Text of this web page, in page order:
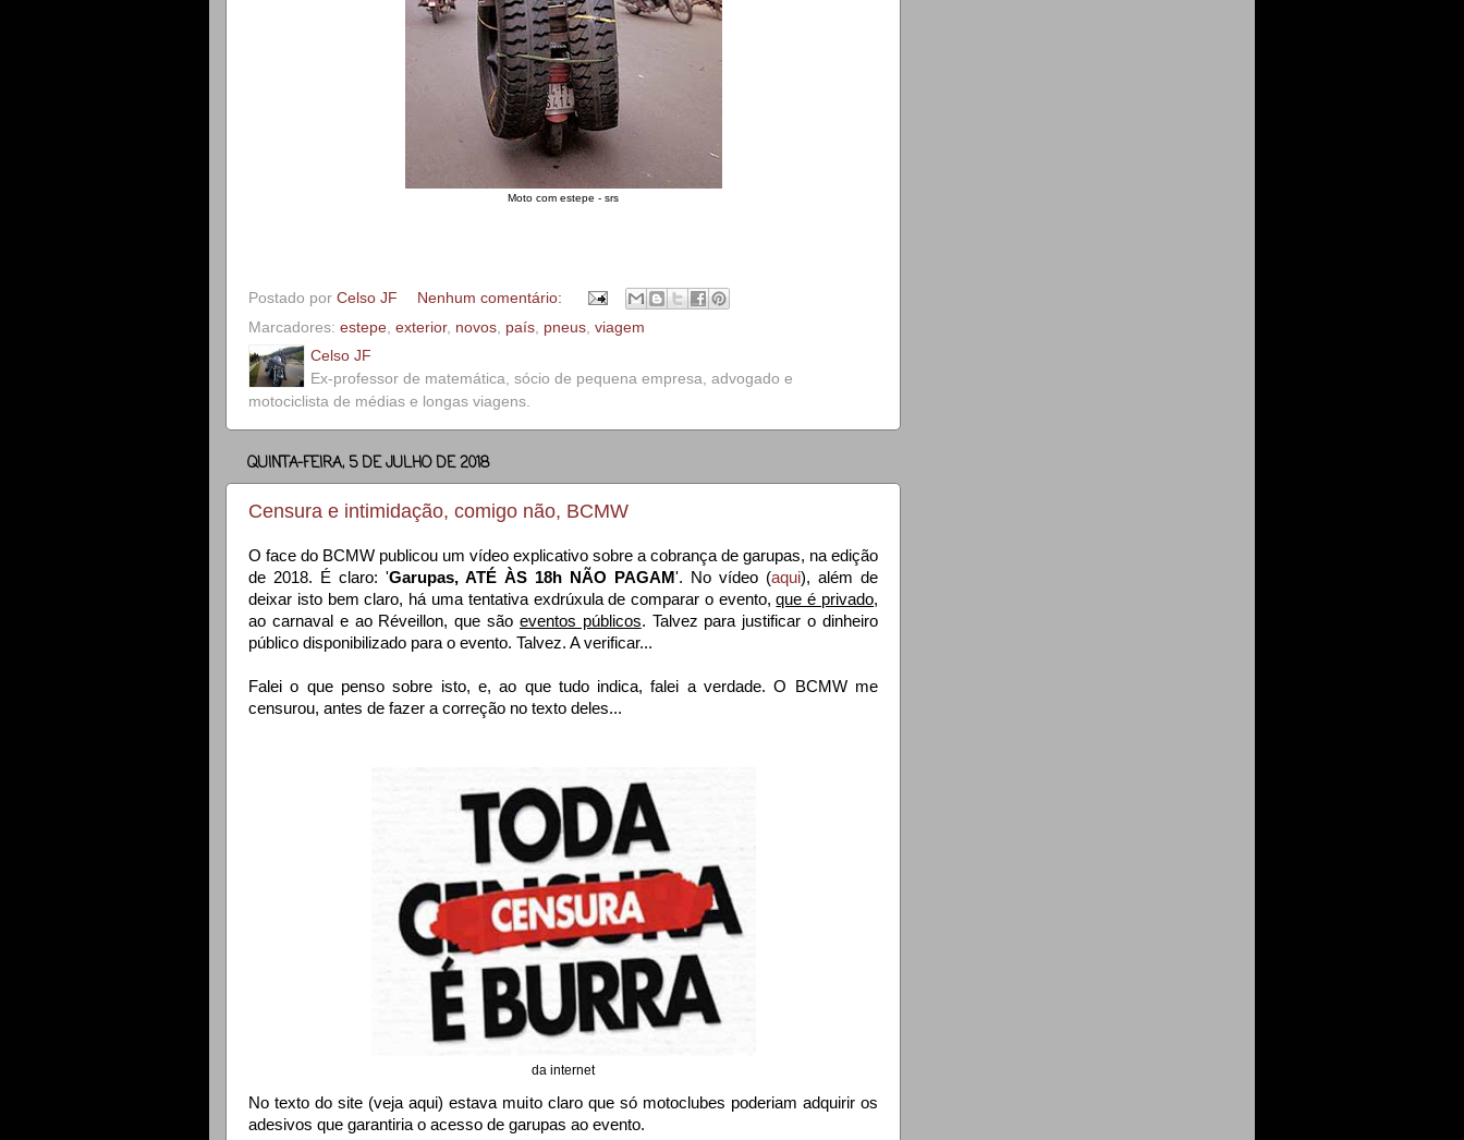
Moto com estepe - srs
Postado por Celso JF
Nenhum comentário:
Marcadores: estepe, exterior, novos, país, pneus, viagem
Celso JF
Ex-professor de matemática, sócio de pequena empresa, advogado e
motociclista de médias e longas viagens.
QUINTA-FEIRA, 5 DE JULHO DE 2018
Censura e intimidação, comigo não, BCMW
O face do BCMW publicou um vídeo explicativo sobre a cobrança de garupas, na edição
de 2018. É claro: 'Garupas, ATÉ ÀS 18h NÃO PAGAM'. No vídeo (aqui), além de
deixar isto bem claro, há uma tentativa exdrúxula de comparar o evento,que é privado,
ao carnaval e ao Réveillon, que são eventos públicos. Talvez para justificar o dinheiro
público disponibilizado para o evento. Talvez. A verificar...
Falei o que penso sobre isto, e, ao que tudo indica, falei a verdade. O BCMW me
censurou, antes de fazer a correção no texto deles...
da internet
No texto do site (veja aqui) estava muito claro que só motoclubes poderiam adquirir os
adesivos que garantiria o acesso de garupas ao evento.